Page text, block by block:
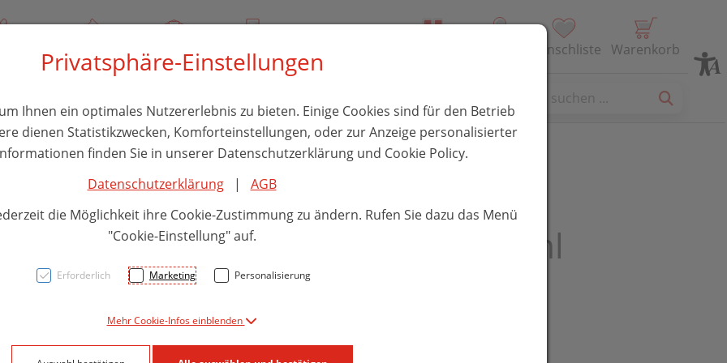
Über uns Rezept-Anfrage Service Wunschliste Warenkorb
Vichy Slow Age
Augenpflege 15ml
Privatsphäre-Einstellungen
Ihnen ein optimales Nutzererlebnis zu bieten. Einige Cookies sind für den Betrieb
dienen Statistikzwecken, Komforteinstellungen, oder zur Anzeige personalisierter
finden Sie in unserer Datenschutzerklärung und Cookie Policy.
Datenschutzerklärung| AGB
die Möglichkeit ihre Cookie-Zustimmung zu ändern. Rufen Sie dazu das Menü
"Cookie-Einstellung" auf.
Erforderlich Marketing Personalisierung
Mehr Cookie-Infos einblenden